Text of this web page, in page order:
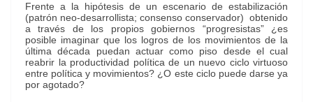
Frente a la hipótesis de un escenario de estabilización
(patrón neo-desarrollista; consenso conservador) obtenido
a través de los propios gobiernos “progresistas” ¿es
posible imaginar que los logros de los movimientos de la
última década puedan actuar como piso desde el cual
reabrir la productividad política de un nuevo ciclo virtuoso
entre política y movimientos? ¿O este ciclo puede darse ya
por agotado?